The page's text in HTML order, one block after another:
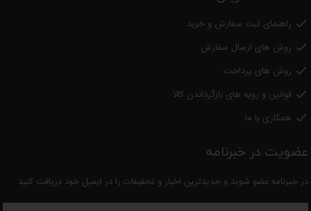
توان بالا و موتور AC بادوام
عملکرد یون‌ساز برای موهای لطیف‌تر
کابل ۱.۸ متری و طراحی ارگونومیک
جمع‌بندی
سشوار میگل GHD203
این مدل با قابلیت‌های متعدد خود، موهایی نرم، خوش حالت و درخشان را
برای شما به ارمغان می‌آورد.
 راهنمای ثبت سفارش و خرید
 روش های ارسال سفارش
 روش های پرداخت
 قوانین و رویه های بازگرداندن کالا
 همکاری با ما
عضویت در خبرنامه
در خبرنامه عضو شوید و جدیدترین اخبار و تخفیفات را در ایمیل خود دریافت کنید